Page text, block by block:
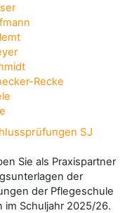
Recke
SJ
Sie als Praxispartner
der
der Pflegeschule
Schuljahr 2025/26.